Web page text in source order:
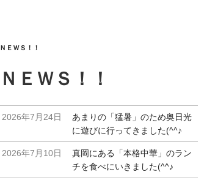
ＮＥＷＳ！！
ＮＥＷＳ！！
2026年7月24日
あまりの「猛暑」のため奥日光
に遊びに行ってきました(^^♪
2026年7月10日
真岡にある「本格中華」のラン
チを食べにいきました(^^♪